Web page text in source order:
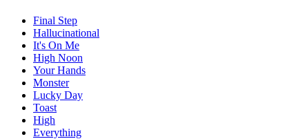
Final Step
Hallucinational
It's On Me
High Noon
Your Hands
Monster
Lucky Day
Toast
High
Everything